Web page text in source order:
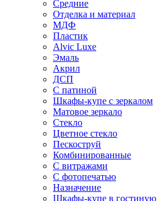
Средние
Отделка и материал
МДФ
Пластик
Alvic Luxe
Эмаль
Акрил
ДСП
С патиной
Шкафы-купе с зеркалом
Матовое зеркало
Стекло
Цветное стекло
Пескоструй
Комбинированные
С витражами
С фотопечатью
Назначение
Шкафы-купе в гостиную